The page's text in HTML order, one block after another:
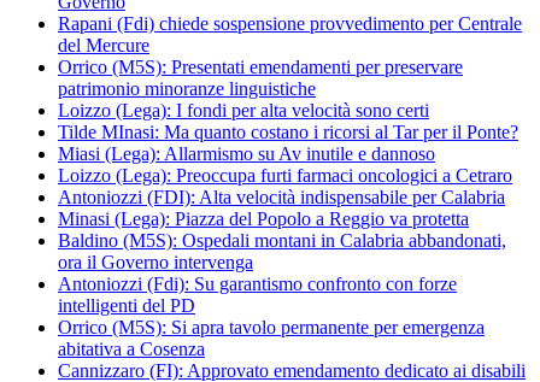
Rapani (Fdi) chiede sospensione provvedimento per Centrale
del Mercure
Orrico (M5S): Presentati emendamenti per preservare
patrimonio minoranze linguistiche
Loizzo (Lega): I fondi per alta velocità sono certi
Tilde MInasi: Ma quanto costano i ricorsi al Tar per il Ponte?
Miasi (Lega): Allarmismo su Av inutile e dannoso
Loizzo (Lega): Preoccupa furti farmaci oncologici a Cetraro
Antoniozzi (FDI): Alta velocità indispensabile per Calabria
Minasi (Lega): Piazza del Popolo a Reggio va protetta
Baldino (M5S): Ospedali montani in Calabria abbandonati,
ora il Governo intervenga
Antoniozzi (Fdi): Su garantismo confronto con forze
intelligenti del PD
Orrico (M5S): Si apra tavolo permanente per emergenza
abitativa a Cosenza
Cannizzaro (FI): Approvato emendamento dedicato ai disabili